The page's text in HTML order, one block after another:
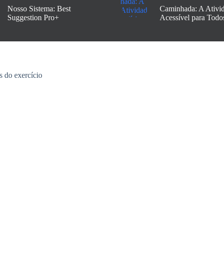
Nosso Sistema: Best
Suggestion Pro+
Caminhada: A
Acessível para